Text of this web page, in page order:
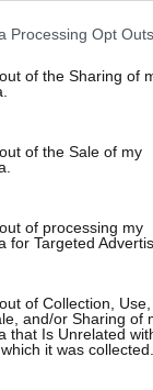
website/app uses
or usage
to Google and its
specified
Processing Opt Outs
of the Sharing of
of the Sale of my
of processing my
for Targeted
of Collection, Use,
and/or Sharing of
that Is Unrelated
it was collected.
ΣΧΟΛΙΟ